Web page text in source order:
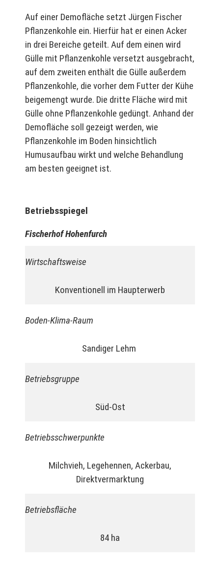
Auf einer Demofläche setzt Jürgen Fischer
Pflanzenkohle ein. Hierfür hat er einen Acker
in drei Bereiche geteilt. Auf dem einen wird
Gülle mit Pflanzenkohle versetzt ausgebracht,
auf dem zweiten enthält die Gülle außerdem
Pflanzenkohle, die vorher dem Futter der Kühe
beigemengt wurde. Die dritte Fläche wird mit
Gülle ohne Pflanzenkohle gedüngt. Anhand der
Demofläche soll gezeigt werden, wie
Pflanzenkohle im Boden hinsichtlich
Humusaufbau wirkt und welche Behandlung
am besten geeignet ist.
Betriebsspiegel
Fischerhof Hohenfurch
Wirtschaftsweise
Konventionell im Haupterwerb
Boden-Klima-Raum
Sandiger Lehm
Betriebsgruppe
Süd-Ost
Betriebsschwerpunkte
Milchvieh, Legehennen, Ackerbau,
Direktvermarktung
Betriebsfläche
84 ha